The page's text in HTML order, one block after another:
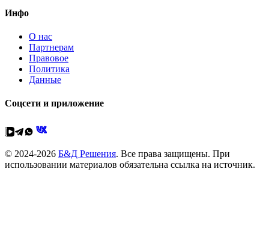
Инфо
О нас
Партнерам
Правовое
Политика
Данные
Соцсети и приложение
© 2024-2026 Б&Д Решения. Все права защищены. При
использовании материалов обязательна ссылка на источник.